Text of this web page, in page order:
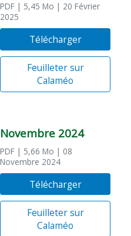
PDF | 5,45 Mo | 20 Février
2025
Télécharger
Feuilleter sur
Calaméo
Novembre 2024
PDF | 5,66 Mo | 08
Novembre 2024
Télécharger
Feuilleter sur
Calaméo